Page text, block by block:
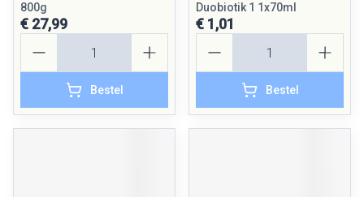
800g
€ 27,99
Bestel
Duobiotik 1 1x70ml
€ 1,01
Bestel